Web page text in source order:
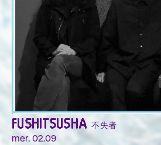
FUSHITSUSHA 不失者
mer. 02.09